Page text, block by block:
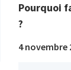
Pourquoi
?
4 novembre